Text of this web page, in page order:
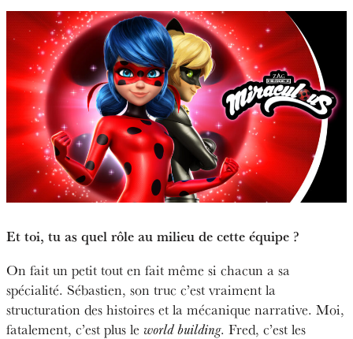
Et toi, tu as quel rôle au milieu de cette équipe ?
On fait un petit tout en fait même si chacun a sa
spécialité. Sébastien, son truc c’est vraiment la
structuration des histoires et la mécanique narrative. Moi,
fatalement, c’est plus le world building. Fred, c’est les